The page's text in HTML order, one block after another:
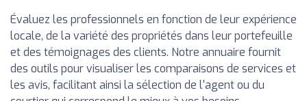
Évaluez les professionnels en fonction de leur expérience
locale, de la variété des propriétés dans leur portefeuille
et des témoignages des clients. Notre annuaire fournit
des outils pour visualiser les comparaisons de services et
les avis, facilitant ainsi la sélection de l'agent ou du